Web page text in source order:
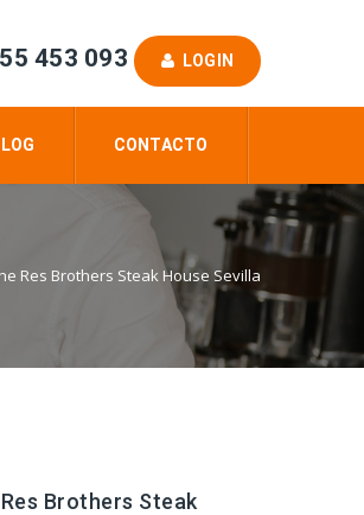
453 093 LOGIN
CONTACTO
Res Brothers Steak House Sevilla
Brothers Steak